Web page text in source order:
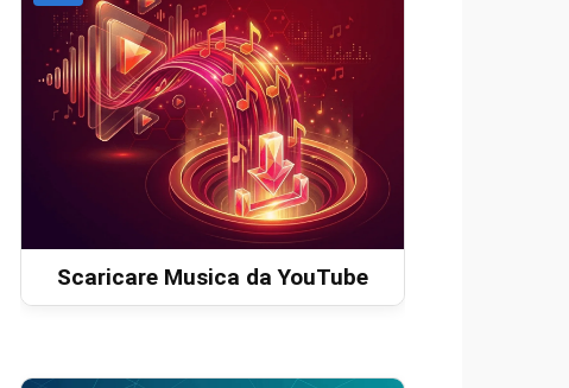
Scaricare Musica da YouTube